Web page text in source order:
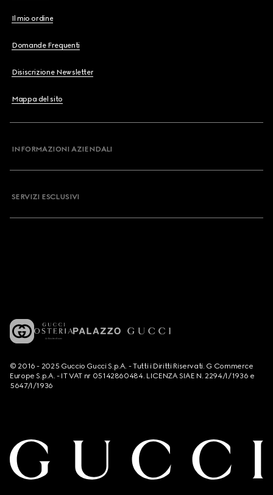
Il mio ordine
Domande Frequenti
Disiscrizione Newsletter
Mappa del sito
INFORMAZIONI AZIENDALI
SERVIZI ESCLUSIVI
© 2016 - 2025 Guccio Gucci S.p.A. - Tutti i Diritti Riservati. G Commerce
Europe S.p.A. - IT VAT nr 05142860484. LICENZA SIAE N. 2294/I/1936 e
5647/I/1936